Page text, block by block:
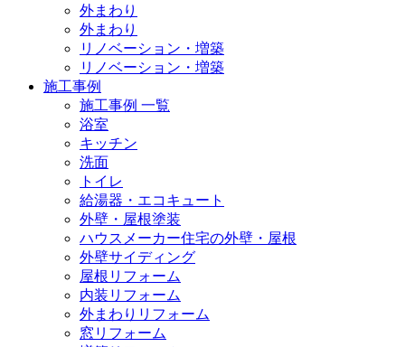
外まわり
外まわり
リノベーション・増築
リノベーション・増築
施工事例
施工事例 一覧
浴室
キッチン
洗面
トイレ
給湯器・エコキュート
外壁・屋根塗装
ハウスメーカー住宅の外壁・屋根
外壁サイディング
屋根リフォーム
内装リフォーム
外まわりリフォーム
窓リフォーム